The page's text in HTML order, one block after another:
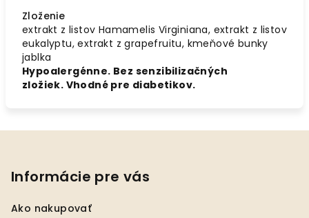
Zloženie
extrakt z listov Hamamelis Virginiana, extrakt z listov
eukalyptu, extrakt z grapefruitu, kmeňové bunky
jablka
Hypoalergénne. Bez senzibilizačných
zložiek. Vhodné pre diabetikov.
Informácie pre vás
Ako nakupovať